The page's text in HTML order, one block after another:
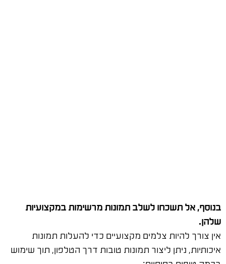
בנוסף, אל תשכחו לשלב תמונות מרשימות במקצועיות
שלהן.
אין צורך להיות צלמים מקצועיים כדי להעלות תמונות
איכותיות, ניתן ליצור תמונות טובות דרך הטלפון, תוך שימוש